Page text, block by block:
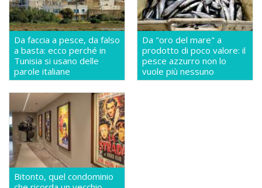
Da faccia a pesce, da falso
a basta: ecco perché in
Tunisia si usano delle
parole italiane
Da "oro del mare" a
prodotto di poco valore: il
pesce azzurro non lo
vuole più nessuno
Bitonto, quel condominio